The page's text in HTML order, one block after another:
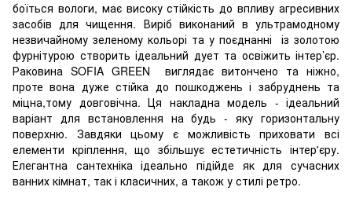
боїться вологи, має високу стійкість до впливу агресивних
засобів для чищення. Виріб виконаний в ультрамодному
незвичайному зеленому кольорі та у поєднанні із золотою
фурнітурою створить ідеальний дует та освіжить інтер’єр.
Раковина SOFIA GREEN виглядає витончено та ніжно,
проте вона дуже стійка до пошкоджень і забруднень та
міцна,тому довговічна. Ця накладна модель - ідеальний
варіант для встановлення на будь - яку горизонтальну
поверхню. Завдяки цьому є можливість приховати всі
елементи кріплення, що збільшує естетичність інтер'єру.
Елегантна сантехніка ідеально підійде як для сучасних
ванних кімнат, так і класичних, а також у стилі ретро.